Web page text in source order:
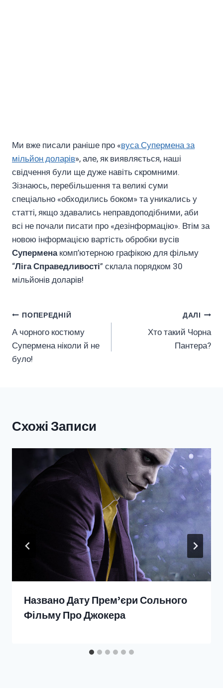
Ми вже писали раніше про «вуса Супермена за
мільйон доларів», але, як виявляється, наші
свідчення були ще дуже навіть скромними.
Зізнаюсь, перебільшення та великі суми
спеціально «обходились боком» та уникались у
статті, якщо здавались неправдоподібними, аби
всі не почали писати про «дезінформацію». Втім за
новою інформацією вартість обробки вусів
Суперменакомп’ютерною графікою для фільму
“Ліга Справедливості” склала порядком 30
мільйонів доларів!
Навігація
Записів
ПОПЕРЕДНІЙ
А чорного костюму
Супермена ніколи й не
було!
ДАЛІ
Хто такий Чорна
Пантера?
Схожі Записи
Названо Дату Прем’єри Сольного
Фільму Про Джокера